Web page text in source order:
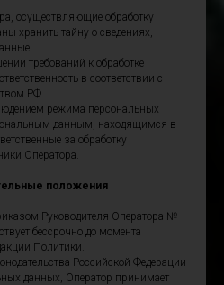
осуществляющие обработку
хранить тайну о сведениях,
требований к обработке
в соответствии с
РФ.
режима персональных
данным, находящимся в
за обработку
Оператора.
положения
Руководителя Оператора №
бессрочно до момента
Политики.
Российской Федерации
данных, Оператор принимает